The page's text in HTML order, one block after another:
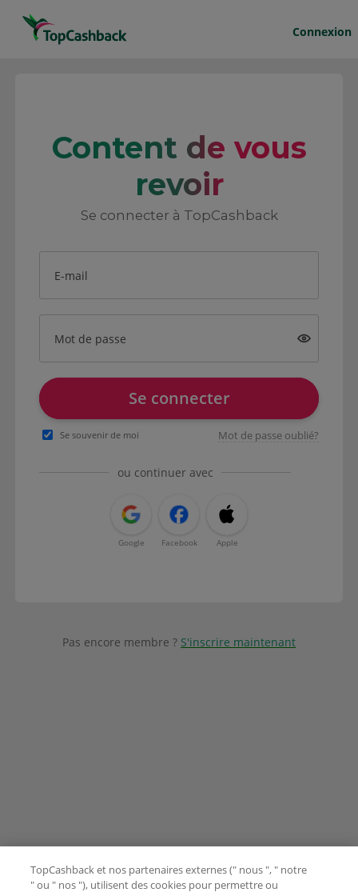
Connexion
Content de vous
revoir
Se connecter à TopCashback
E-mail
Mot de passe
Se connecter
Se souvenir de moi Mot de passe oublié?
ou continuer avec
Google Facebook Apple
Pas encore membre ? S'inscrire maintenant
TopCashback et nos partenaires externes (" nous ", " notre
" ou " nos "), utilisent des cookies pour permettre ou